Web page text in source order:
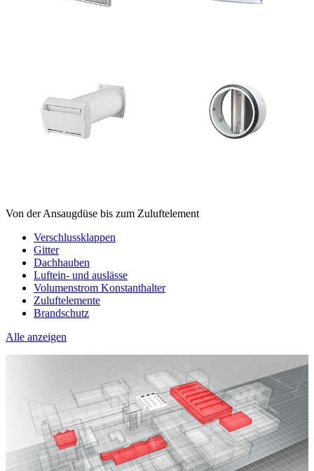
Von der Ansaugdüse bis zum Zuluftelement
Verschlussklappen
Gitter
Dachhauben
Luftein- und auslässe
Volumenstrom Konstanthalter
Zuluftelemente
Brandschutz
Alle anzeigen